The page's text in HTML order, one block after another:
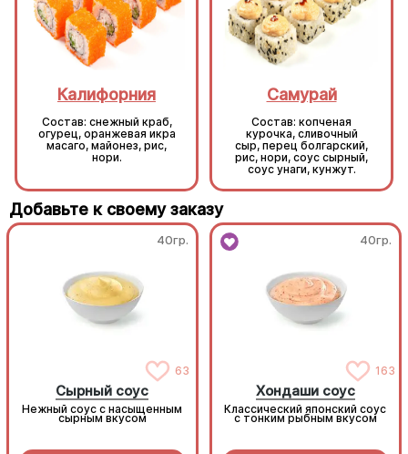
Калифорния
Состав: снежный краб,
огурец, оранжевая икра
масаго, майонез, рис,
нори.
Самурай
Состав: копченая
курочка, сливочный
сыр, перец болгарский,
рис, нори, соус сырный,
соус унаги, кунжут.
Добавьте к своему заказу
40гр.
63
Сырный соус
Нежный соус с насыщенным
сырным вкусом
40гр.
163
Хондаши соус
Классический японский соус
с тонким рыбным вкусом